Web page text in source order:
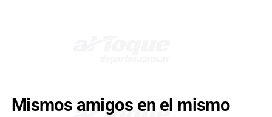
Mismos amigos en el mismo